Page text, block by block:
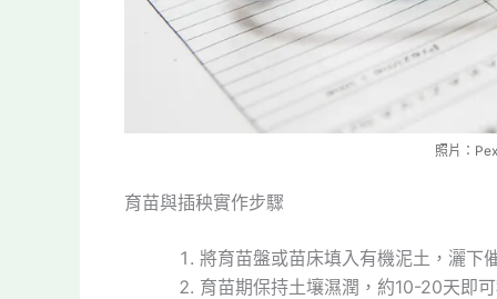
照片：
育苗與插秧實作步驟
將育苗盤或苗床填入有機泥土，灑下
育苗期保持土壤濕潤，約10-20天即